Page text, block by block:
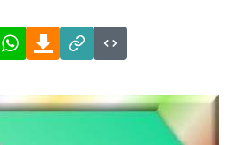
FacebookWhatsAppDownload
Link
Code